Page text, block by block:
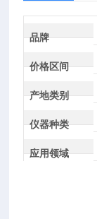
品牌
价格区间
产地类别
仪器种类
应用领域